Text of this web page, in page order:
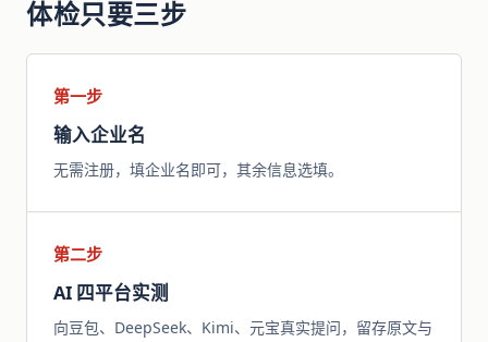
体检只要三步
第一步
输入企业名
无需注册，填企业名即可，其余信息选填。
第二步
AI 四平台实测
向豆包、DeepSeek、Kimi、元宝真实提问，留存原文与